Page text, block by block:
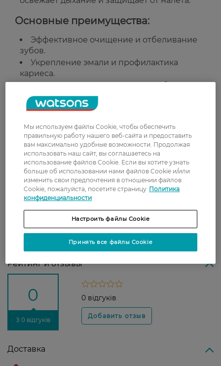
Основные преимущества:
Эффективное очищение и отбеливание
зубов.
Укрепление эмали и профилактика
кариеса.
Мягкое полирование без повреждения
эмали.
Подходит для ежедневного
использования.
Способ применения:
Нанесите небольшое количество пасты на
зубную щетку. Чистите зубы 2 раза в день в
течение 2–3 минут. Тщательно прополощите
Страна-производитель:Украина
Рейтинг и отзывы
0
З 0 відгуків
0 відгуків
Доставка
Мы используем файлы Cookie, чтобы обеспечить
правильную работу нашего веб-сайта и предоставить
вам максимально удобные возможности. Продолжая
использовать наш сайт, вы соглашаетесь на
использование файлов Cookie. Если вы хотите узнать
больше об использовании нами файлов Cookie и/или
изменить свои предпочтения в отношении файлов
Cookie, пожалуйста, посетите страницу Политика
конфиденциальности
Настроить файлы Cookie
Принять все файлы Cookie